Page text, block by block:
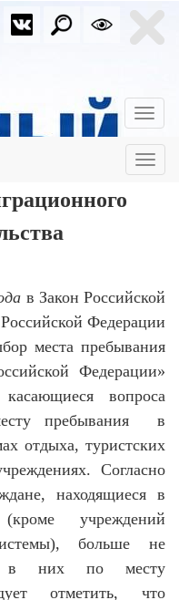
в Закон Российской
Федерации
места пребывания
Федерации»
вопроса
пребывания в
отдыха, туристских
Согласно
находящиеся в
учреждений
больше не
в них по месту
отметить, что